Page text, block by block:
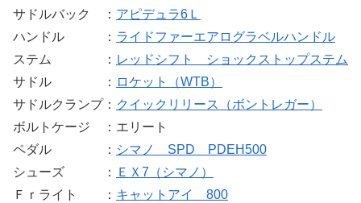
サドルバック ： アピデュラ6Ｌ
ハンドル ： ライドファーエアログラベルハンドル
ステム ： レッドシフト ショックストップステム
サドル ： ロケット（WTB）
サドルクランプ： クイックリリース（ボントレガー）
ボルトケージ ：エリート
ペダル ： シマノ SPD PDEH500
シューズ ：
ＥＸ7（シマノ）
Ｆｒライト ： キャットアイ 800